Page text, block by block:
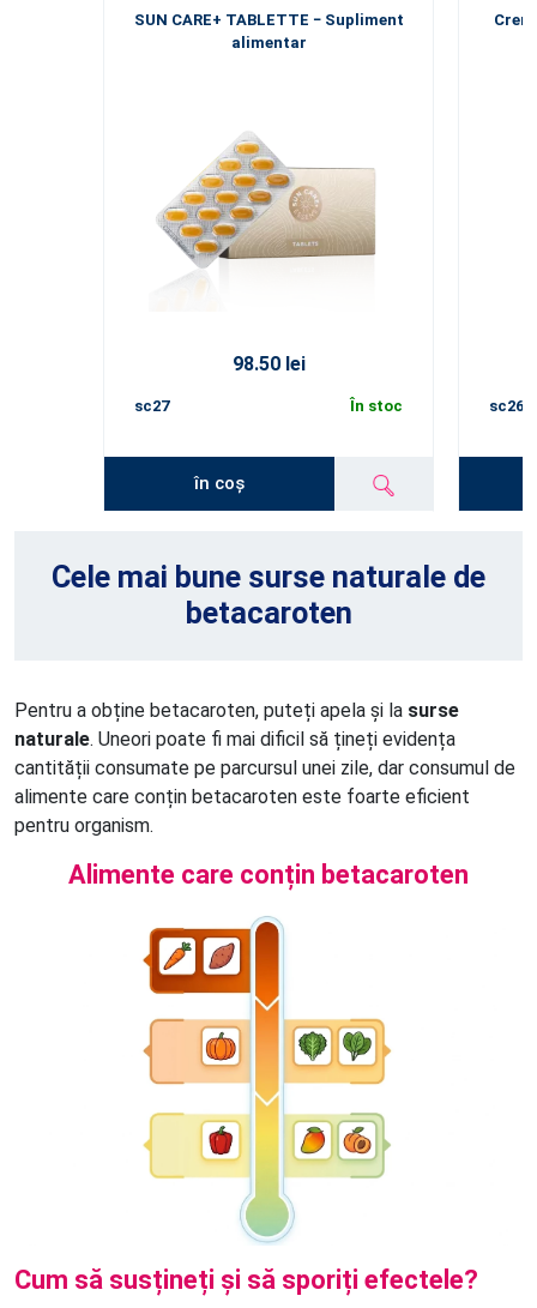
SUN CARE+ TABLETTE − Supliment
alimentar
98.50 lei
sc27 În stoc
în coș
sc26
Cele mai bune surse naturale de
betacaroten
Pentru a obține betacaroten, puteți apela și la surse
naturale. Uneori poate fi mai dificil să țineți evidența
cantității consumate pe parcursul unei zile, dar consumul de
alimente care conțin betacaroten este foarte eficient
pentru organism.
Alimente care conțin betacaroten
Cum să susțineți și să sporiți efectele?